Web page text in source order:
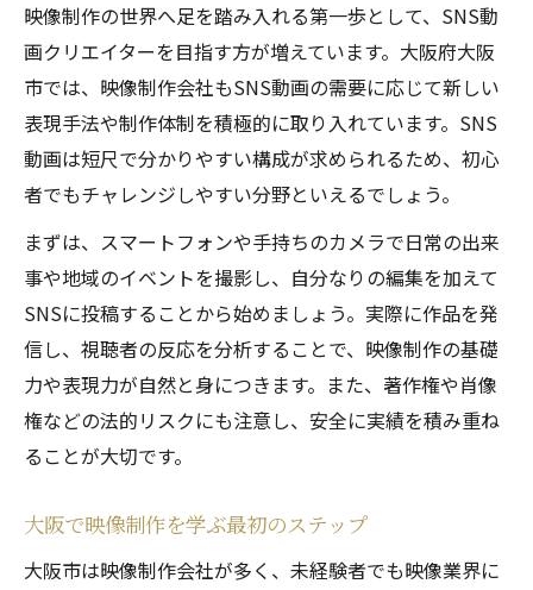
解説
映像制作会社で求められるスキルと働き方
の実態
未経験からの映像制作会社就職のポイント
大阪の映像制作会社でキャリアを築くコツ
未経験から始める映像制作キャリアの作り方
映像制作未経験からのキャリア構築ステッ
大阪で映像制作に挑戦する未経験者の準備
法
映像制作会社新卒採用に強くなる自己PR術
映像制作を学ぶためのおすすめ学習プラン
大阪市で映像制作を仕事にするための流れ
映像制作の世界へ足を踏み入れる第一歩として、SNS動
画クリエイターを目指す方が増えています。大阪府大阪
市では、映像制作会社もSNS動画の需要に応じて新しい
表現手法や制作体制を積極的に取り入れています。SNS
動画は短尺で分かりやすい構成が求められるため、初心
者でもチャレンジしやすい分野といえるでしょう。
まずは、スマートフォンや手持ちのカメラで日常の出来
事や地域のイベントを撮影し、自分なりの編集を加えて
SNSに投稿することから始めましょう。実際に作品を発
信し、視聴者の反応を分析することで、映像制作の基礎
力や表現力が自然と身につきます。また、著作権や肖像
権などの法的リスクにも注意し、安全に実績を積み重ね
ることが大切です。
大阪で映像制作を学ぶ最初のステップ
大阪市は映像制作会社が多く、未経験者でも映像業界に